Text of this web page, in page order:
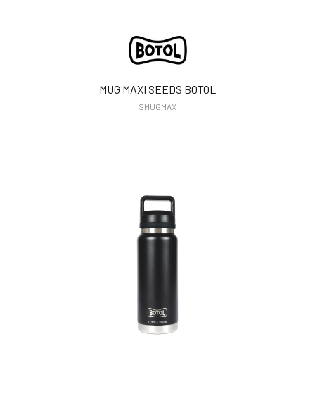
MUG MAXI SEEDS BOTOL
SMUGMAX